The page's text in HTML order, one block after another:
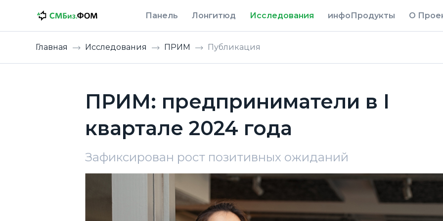
Панель Лонгитюд Исследования инфоПродукты О
Главная Исследования ПРИМ Публикация
ПРИМ: предприниматели в I
квартале 2024 года
Зафиксирован рост позитивных ожиданий